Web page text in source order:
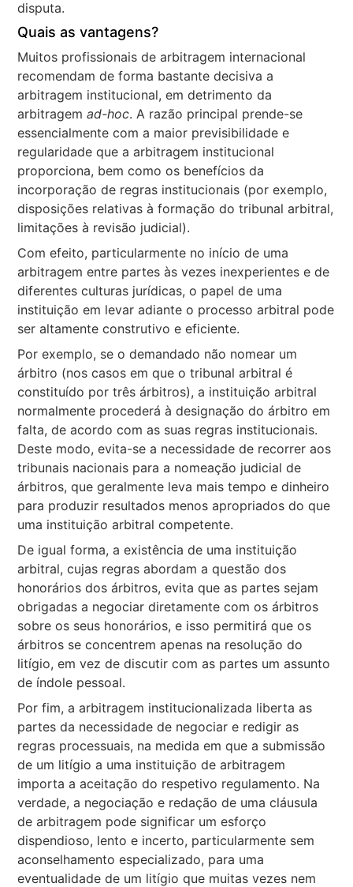
disputa.
Quais as vantagens?
Muitos profissionais de arbitragem internacional
recomendam de forma bastante decisiva a
arbitragem institucional, em detrimento da
arbitragemad-hoc. A razão principal prende-se
essencialmente com a maior previsibilidade e
regularidade que a arbitragem institucional
proporciona, bem como os benefícios da
incorporação de regras institucionais (por exemplo,
disposições relativas à formação do tribunal arbitral,
limitações à revisão judicial).
Com efeito, particularmente no início de uma
arbitragem entre partes às vezes inexperientes e de
diferentes culturas jurídicas, o papel de uma
instituição em levar adiante o processo arbitral pode
ser altamente construtivo e eficiente.
Por exemplo, se o demandado não nomear um
árbitro (nos casos em que o tribunal arbitral é
constituído por três árbitros), a instituição arbitral
normalmente procederá à designação do árbitro em
falta, de acordo com as suas regras institucionais.
Deste modo, evita-se a necessidade de recorrer aos
tribunais nacionais para a nomeação judicial de
árbitros, que geralmente leva mais tempo e dinheiro
para produzir resultados menos apropriados do que
uma instituição arbitral competente.
De igual forma, a existência de uma instituição
arbitral, cujas regras abordam a questão dos
honorários dos árbitros, evita que as partes sejam
obrigadas a negociar diretamente com os árbitros
sobre os seus honorários, e isso permitirá que os
árbitros se concentrem apenas na resolução do
litígio, em vez de discutir com as partes um assunto
de índole pessoal.
Por fim, a arbitragem institucionalizada liberta as
partes da necessidade de negociar e redigir as
regras processuais, na medida em que a submissão
de um litígio a uma instituição de arbitragem
importa a aceitação do respetivo regulamento. Na
verdade, a negociação e redação de uma cláusula
de arbitragem pode significar um esforço
dispendioso, lento e incerto, particularmente sem
aconselhamento especializado, para uma
eventualidade de um litígio que muitas vezes nem